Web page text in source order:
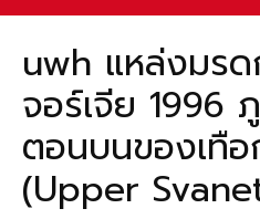
uwh แหล่งมรด
จอร์เจีย 1996
ตอนบนของเทือ
(Upper